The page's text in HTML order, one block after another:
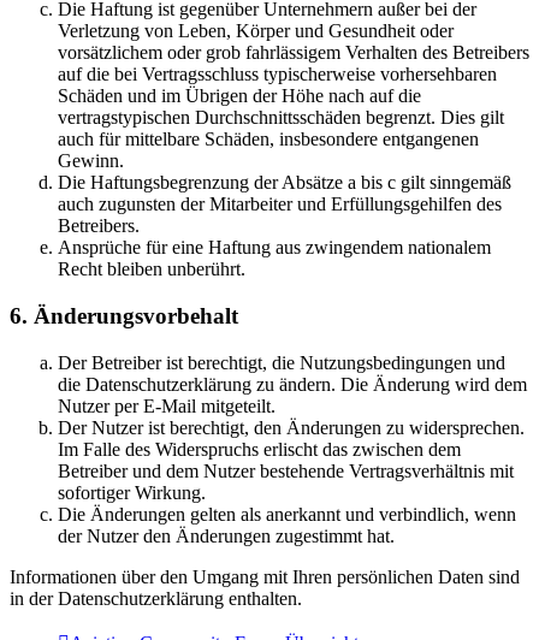
Die Haftung ist gegenüber Unternehmern außer bei der
Verletzung von Leben, Körper und Gesundheit oder
vorsätzlichem oder grob fahrlässigem Verhalten des Betreibers
auf die bei Vertragsschluss typischerweise vorhersehbaren
Schäden und im Übrigen der Höhe nach auf die
vertragstypischen Durchschnittsschäden begrenzt. Dies gilt
auch für mittelbare Schäden, insbesondere entgangenen
Gewinn.
Die Haftungsbegrenzung der Absätze a bis c gilt sinngemäß
auch zugunsten der Mitarbeiter und Erfüllungsgehilfen des
Betreibers.
Ansprüche für eine Haftung aus zwingendem nationalem
Recht bleiben unberührt.
6. Änderungsvorbehalt
Der Betreiber ist berechtigt, die Nutzungsbedingungen und
die Datenschutzerklärung zu ändern. Die Änderung wird dem
Nutzer per E-Mail mitgeteilt.
Der Nutzer ist berechtigt, den Änderungen zu widersprechen.
Im Falle des Widerspruchs erlischt das zwischen dem
Betreiber und dem Nutzer bestehende Vertragsverhältnis mit
sofortiger Wirkung.
Die Änderungen gelten als anerkannt und verbindlich, wenn
der Nutzer den Änderungen zugestimmt hat.
Informationen über den Umgang mit Ihren persönlichen Daten sind
in der Datenschutzerklärung enthalten.